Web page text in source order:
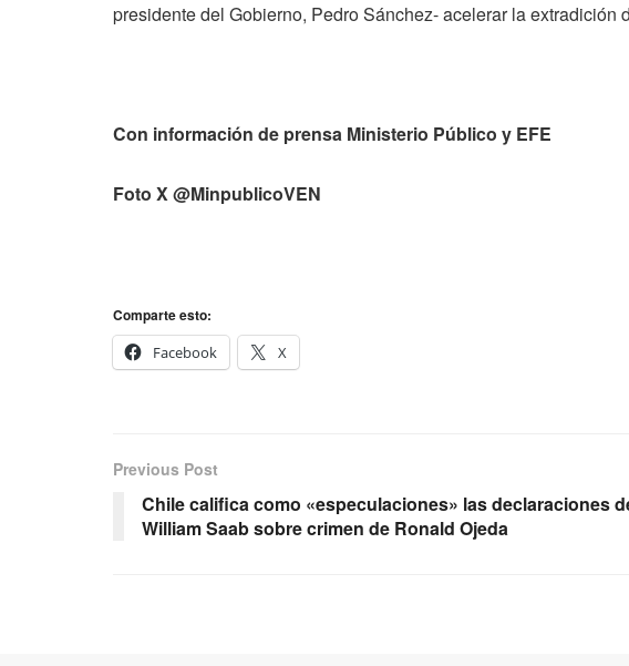
presidente del Gobierno, Pedro Sánchez- acelerar la
Con información de prensa Ministerio Público y EFE
Foto X @MinpublicoVEN
Comparte esto:
Facebook
X
Previous Post
Chile califica como «especulaciones» las declaraciones
William Saab sobre crimen de Ronald Ojeda